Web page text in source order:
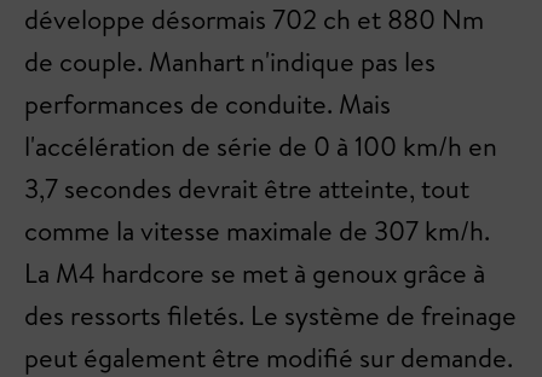
développe désormais 702 ch et 880 Nm
de couple. Manhart n'indique pas les
performances de conduite. Mais
l'accélération de série de 0 à 100 km/h en
3,7 secondes devrait être atteinte, tout
comme la vitesse maximale de 307 km/h.
La M4 hardcore se met à genoux grâce à
des ressorts filetés. Le système de freinage
peut également être modifié sur demande.